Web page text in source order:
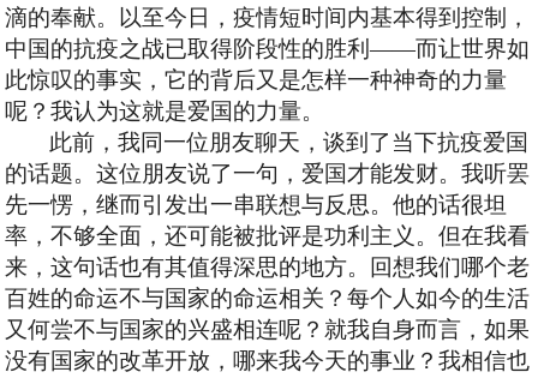
滴的奉献。以至今日，疫情短时间内基本得到控制，
中国的抗疫之战已取得阶段性的胜利——而让世界如
此惊叹的事实，它的背后又是怎样一种神奇的力量
呢？我认为这就是爱国的力量。
此前，我同一位朋友聊天，谈到了当下抗疫爱国
的话题。这位朋友说了一句，爱国才能发财。我听罢
先一愣，继而引发出一串联想与反思。他的话很坦
率，不够全面，还可能被批评是功利主义。但在我看
来，这句话也有其值得深思的地方。
回想我们哪个老
百姓的命运不与国家的命运相关？每个人如今的生活
又何尝不与国家的兴盛相连呢？就我自身而言，如果
没有国家的改革开放，哪来我今天的事业？我相信也